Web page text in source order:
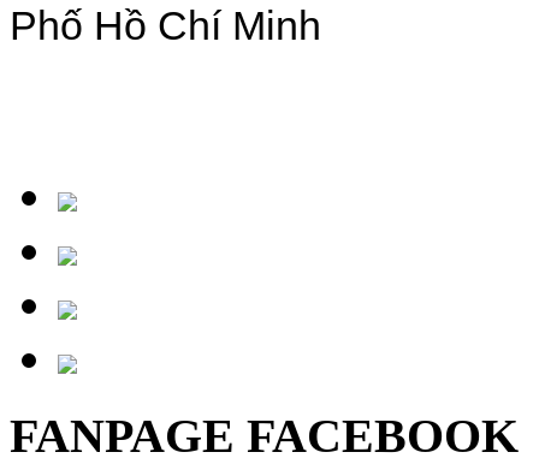
Phố Hồ Chí Minh
FANPAGE FACEBOOK